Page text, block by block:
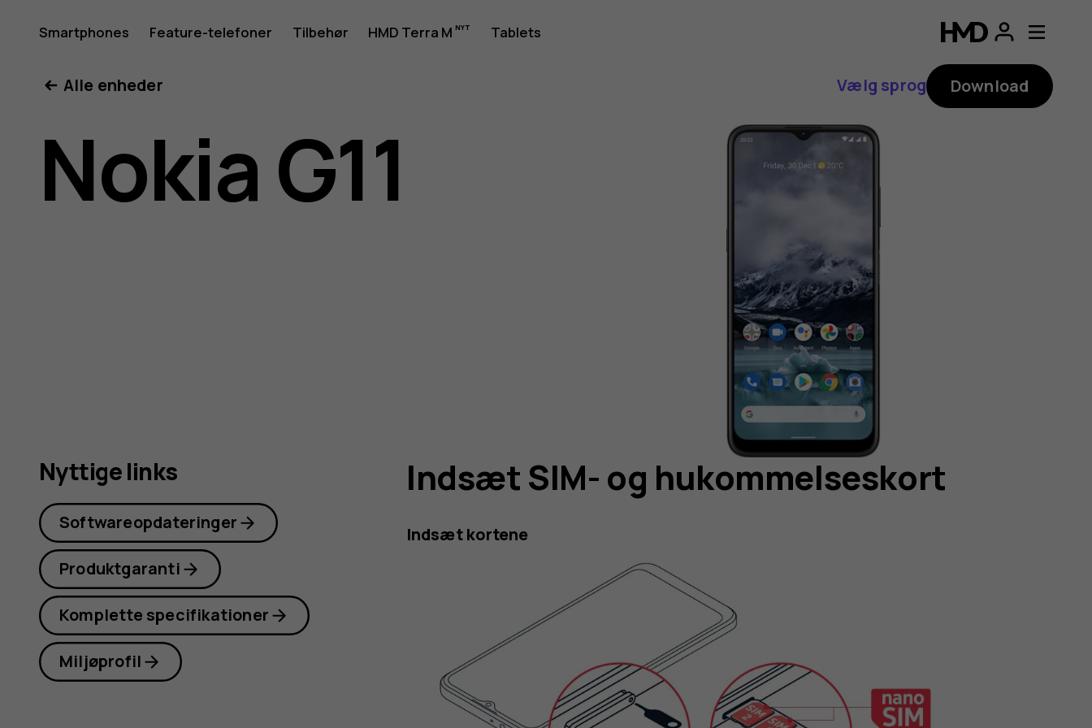
Brugervejledning
til
Nokia
Smartphones Feature-telefoner Tilbehør HMD Terra M Tablets
Alle enheder
Vælg sprog Download
Nokia G11
Indsæt SIM- og hukommelseskort
Indsæt kortene
Nyttige links
Softwareopdateringer
Produktgaranti
Komplette specifikationer
Miljøprofil